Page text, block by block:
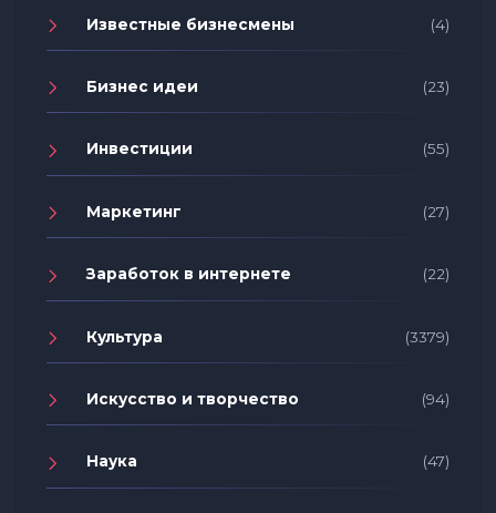
Известные бизнесмены (4)
Бизнес идеи (23)
Инвестиции (55)
Маркетинг (27)
Заработок в интернете (22)
Культура (3379)
Искусство и творчество (94)
Наука (47)